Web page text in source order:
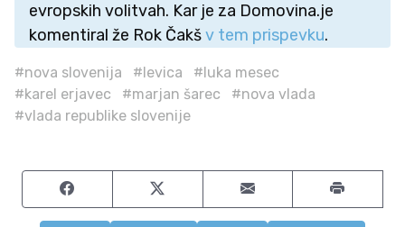
evropskih volitvah. Kar je za Domovina.je
komentiral že Rok Čakšv tem prispevku.
#nova slovenija #levica
#luka mesec
#karel erjavec
#marjan šarec
#nova vlada
#vlada republike slovenije
Share on FacebookShare on TwitterShare by email